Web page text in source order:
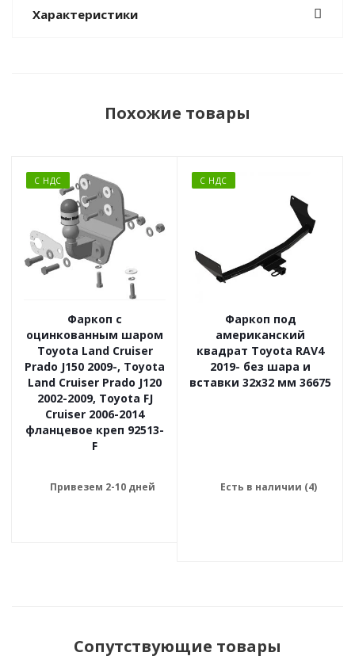
Характеристики
Похожие товары
С НДС
Фаркоп с
оцинкованным шаром
Toyota Land Cruiser
Prado J150 2009-, Toyota
Land Cruiser Prado J120
2002-2009, Toyota FJ
Cruiser 2006-2014
фланцевое креп 92513-
F
Привезем 2-10 дней
С НДС
Фаркоп под
американский
квадрат Toyota RAV4
2019- без шара и
вставки 32x32 мм 36675
Есть в наличии (4)
Сопутствующие товары